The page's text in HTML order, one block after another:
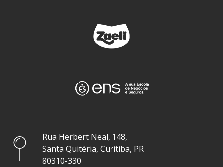
Rua Herbert Neal, 148,
Santa Quitéria, Curitiba, PR
80310-330